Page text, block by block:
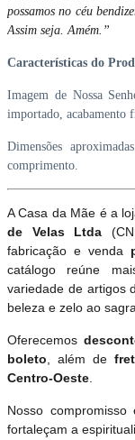
possamos no céu
Assim seja. Amém.”
Características do
Imagem de Nossa
importado, acabamento
Dimensões
comprimento.
A Casa da Mãe é a
de Velas Ltda
fabricação e venda
catálogo reúne
variedade de artigos
beleza e zelo ao
Oferecemos
boleto , além de
Centro-Oeste
Nosso
fortaleçam a